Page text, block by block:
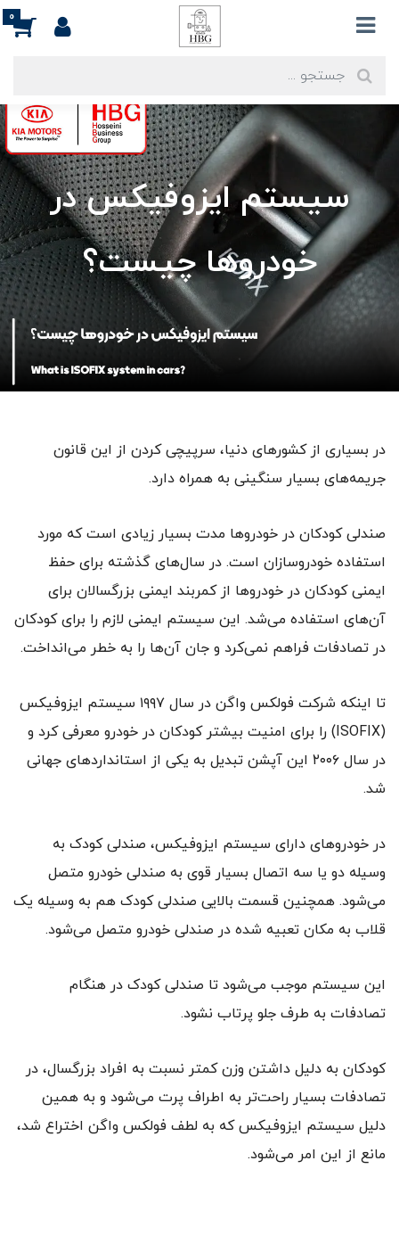
0
سیستم ایزوفیکس در
خودروها چیست؟
در بسیاری از کشورهای دنیا، سرپیچی کردن از این قانون
جریمه‌های بسیار سنگینی به همراه دارد.
صندلی کودکان در خودروها مدت بسیار زیادی است که مورد
استفاده خودروسازان است. در سال‌های گذشته برای حفظ
ایمنی کودکان در خودروها از کمربند ایمنی بزرگسالان برای
آن‌‌های استفاده می‌شد. این سیستم ایمنی لازم را برای کودکان
در تصادفات فراهم نمی‌کرد و جان آن‌ها را به خطر می‌انداخت.
تا اینکه شرکت فولکس واگن در سال ۱۹۹۷ سیستم ایزوفیکس
(ISOFIX) را برای امنیت بیشتر کودکان در خودرو معرفی کرد و
در سال ۲۰۰۶ این آپشن تبدیل به یکی از استانداردهای جهانی
شد.
در خودروهای دارای سیستم ایزوفیکس، صندلی کودک به
وسیله دو یا سه اتصال بسیار قوی به صندلی خودرو متصل
می‌شود. همچنین قسمت بالایی صندلی کودک هم به وسیله یک
قلاب به مکان تعبیه شده در صندلی خودرو متصل می‌شود.
این سیستم موجب می‌شود تا صندلی کودک در هنگام
تصادفات به طرف جلو پرتاب نشود.
کودکان به دلیل داشتن وزن کمتر نسبت به افراد بزرگسال، در
تصادفات بسیار راحت‌تر به اطراف پرت می‌شود و به همین
دلیل سیستم ایزوفیکس که به لطف فولکس واگن اختراع شد،
مانع از این امر می‌شود.